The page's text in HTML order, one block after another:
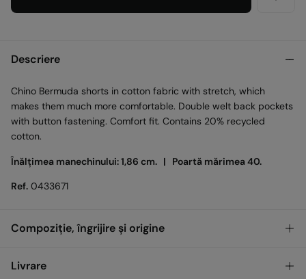
Descriere
Chino Bermuda shorts in cotton fabric with stretch, which
makes them much more comfortable. Double welt back pockets
with button fastening. Comfort fit. Contains 20% recycled
cotton.
Înălțimea manechinului: 1,86 cm. | Poartă mărimea 40.
Ref. 0433671
Compoziție, îngrijire și origine
Compoziţie
Livrare